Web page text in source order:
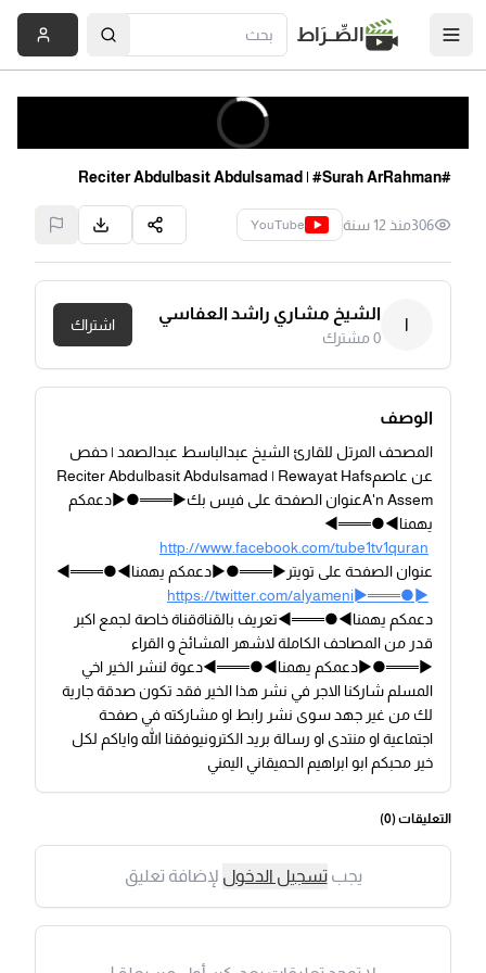
الصِّــرَاط
#Reciter Abdulbasit Abdulsamad | #Surah ArRahman
306منذ 12 سنة YouTube
ا
الشيخ مشاري راشد العفاسي
0مشترك
اشتراك
الوصف
المصحف المرتل للقارئ الشيخ عبدالباسط عبدالصمد | حفص
عن عاصمReciter Abdulbasit Abdulsamad | Rewayat Hafs
A'n Assemعنوان الصفحة على فيس بك►═══●►دعمكم
يهمنا◄●═══◄
http://www.facebook.com/tube1tv1quran
عنوان الصفحة على تويتر►═══●►دعمكم يهمنا◄●═══◄
https://twitter.com/alyameni►═══●►
دعمكم يهمنا◄●═══◄تعريف بالقناةقناة خاصة لجمع اكبر
قدر من المصاحف الكاملة لاشهر المشائخ و القراء
►═══●►دعمكم يهمنا◄●═══◄دعوة لنشر الخير اخي
المسلم شاركنا الاجر في نشر هذا الخير فقد تكون صدقة جارية
لك من غير جهد سوى نشر رابط او مشاركته في صفحة
اجتماعية او منتدى او رسالة بريد الكترونيوفقنا الله واياكم لكل
خير محبكم ابو ابراهيم الحميقاني اليمني
التعليقات (0
)
يجبتسجيل الدخول لإضافة تعليق